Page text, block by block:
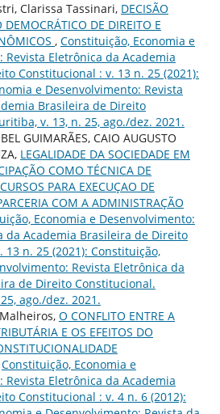
Clarissa Tassinari, DECISÃO
DEMOCRÁTICO DE DIREITO E
, Constituição, Economia e
Revista Eletrônica da Academia
Constitucional : v. 13 n. 25 (2021):
e Desenvolvimento: Revista
Brasileira de Direito
v. 13, n. 25, ago./dez. 2021.
GUIMARÃES, CAIO AUGUSTO
LEGALIDADE DA SOCIEDADE EM
COMO TÉCNICA DE
PARA EXECUÇAO DE
COM A ADMINISTRAÇÃO
Economia e Desenvolvimento:
da Academia Brasileira de Direito
n. 25 (2021): Constituição,
Revista Eletrônica da
de Direito Constitucional.
ago./dez. 2021.
O CONFLITO ENTRE A
E OS EFEITOS DO
Constituição, Economia e
Revista Eletrônica da Academia
Constitucional : v. 4 n. 6 (2012):